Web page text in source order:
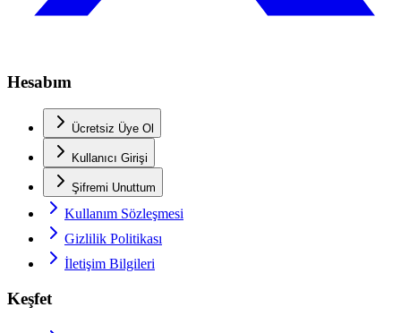
Hesabım
Ücretsiz Üye Ol
Kullanıcı Girişi
Şifremi Unuttum
Kullanım Sözleşmesi
Gizlilik Politikası
İletişim Bilgileri
Keşfet